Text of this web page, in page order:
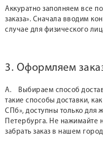
Аккуратно заполняем все
заказа». Сначала вводим
случае для физического
3. Оформляем
А. Выбираем способ
такие способы доставки,
СПб», доступны только для
Петербурга. Не нажимайте
забрать заказ в нашем